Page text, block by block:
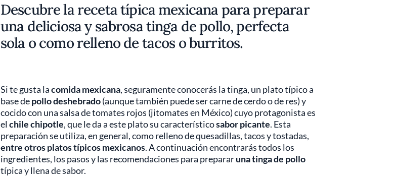
Descubre la receta típica mexicana para preparar
una deliciosa y sabrosa tinga de pollo, perfecta
sola o como relleno de tacos o burritos.
Si te gusta lacomida mexicana, seguramente conocerás la tinga, un plato típico a
base depollo deshebrado(aunque también puede ser carne de cerdo o de res) y
cocido con una salsa de tomates rojos (jitomates en México) cuyo protagonista es
el chile chipotle, que le da a este plato su característicosabor picante. Esta
preparación se utiliza, en general, como relleno de quesadillas, tacos y tostadas,
entre otros platos típicos mexicanos. A continuación encontrarás todos los
ingredientes, los pasos y las recomendaciones para prepararuna tinga de pollo
típica y llena de sabor.